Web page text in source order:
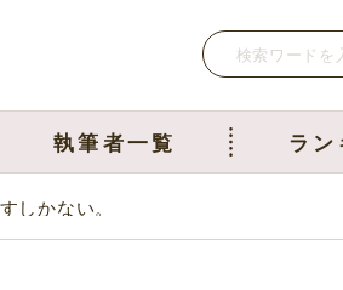
執筆者一覧 ラン
しかない。